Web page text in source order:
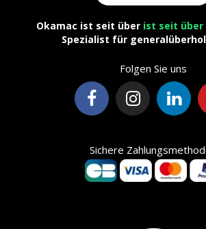
Okamac ist seit über ist seit über
Spezialist für
Folgen Sie uns
Sichere